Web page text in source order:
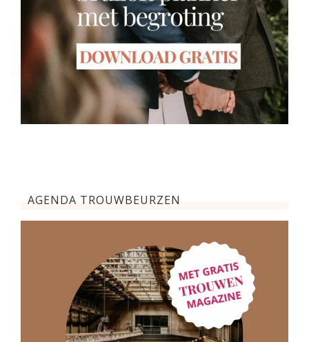
AGENDA TROUWBEURZEN